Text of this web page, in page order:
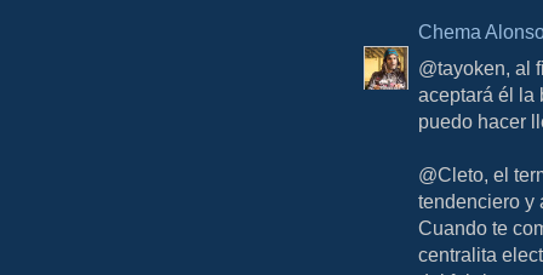
Chema
@tayoken, al
aceptará él la
puedo hacer
@Cleto, el
tendenciero y
Cuando te
centralita